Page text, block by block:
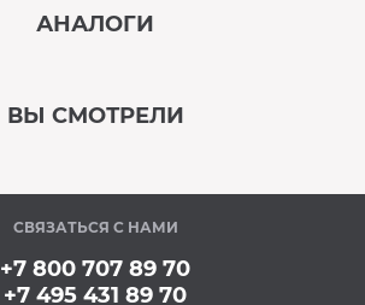
АНАЛОГИ
ВЫ СМОТРЕЛИ
Под заказ
СВЯЗАТЬСЯ С НАМИ
+7 800 707 89 70
+7 495 431 89 70